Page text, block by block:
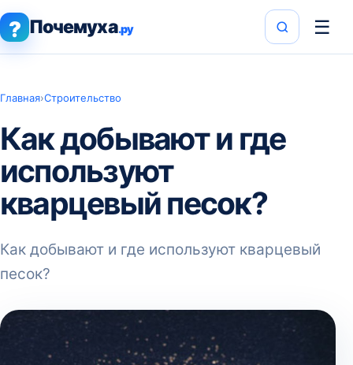
? Почемуха.ру ☰
Главная›Строительство
Как добывают и где
используют
кварцевый песок?
Как добывают и где используют кварцевый
песок?